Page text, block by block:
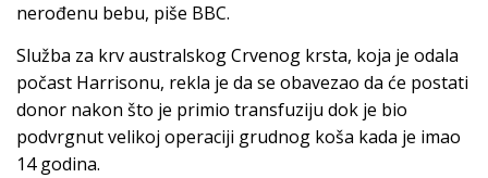
nerođenu bebu, piše BBC.
Služba za krv australskog Crvenog krsta, koja je odala
počast Harrisonu, rekla je da se obavezao da će postati
donor nakon što je primio transfuziju dok je bio
podvrgnut velikoj operaciji grudnog koša kada je imao
14 godina.